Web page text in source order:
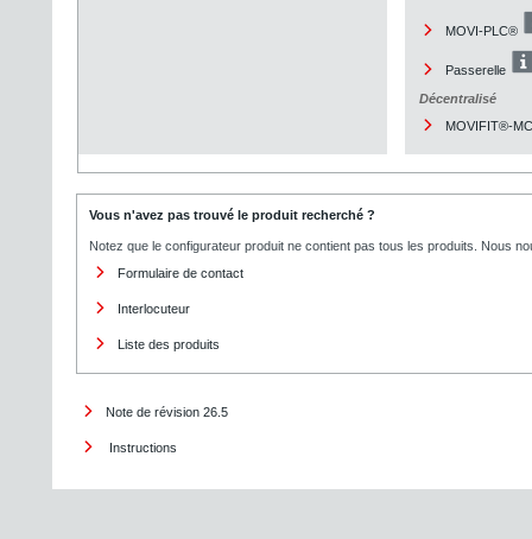
MOVI-PLC®
Passerelle
Décentralisé
MOVIFIT®-MC
Vous n'avez pas trouvé le produit recherché ?
Notez que le configurateur produit ne contient pas tous les produits. Nous
Formulaire de contact
Interlocuteur
Liste des produits
Note de révision 26.5
Instructions